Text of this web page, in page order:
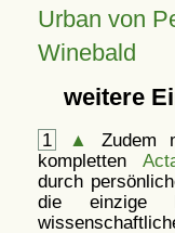
Urban von
Winebald
weitere
1 ▲
Zudem
kompletten
durch
die einzige